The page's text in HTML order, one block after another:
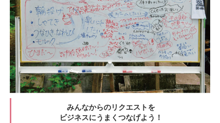
みんなからのリクエストを
ビジネスにうまくつなげよう！